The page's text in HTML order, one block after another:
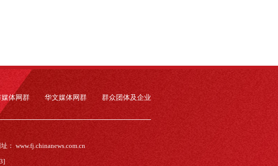
媒体网群 华文媒体网群 群众团体及企业
： www.fj.chinanews.com.cn